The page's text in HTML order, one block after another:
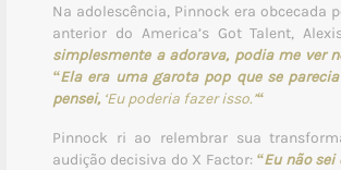
Na adolescência, Pinnock era obcecada
anterior do America’s Got Talent,
simplesmente a adorava, podia me ver
“Ela era uma garota pop que se
pensei, ‘Eu poderia fazer isso.’“
Pinnock ri ao relembrar sua
audição decisiva do X Factor: “Eu não